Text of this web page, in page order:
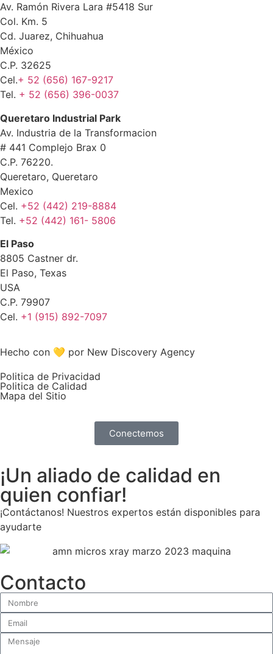
Av. Ramón Rivera Lara #5418 Sur
Col. Km. 5
Cd. Juarez, Chihuahua
México
C.P. 32625
Cel.+ 52 (656) 167-9217
Tel. + 52 (656) 396-0037
Queretaro Industrial Park
Av. Industria de la Transformacion
# 441 Complejo Brax 0
C.P. 76220.
Queretaro, Queretaro
Mexico
Cel. +52 (442) 219-8884
Tel. +52 (442) 161- 5806
El Paso
8805 Castner dr.
El Paso, Texas
USA
C.P. 79907
Cel. +1 (915) 892-7097
Hecho con 💛 por New Discovery Agency
Politica de Privacidad
Politica de Calidad
Mapa del Sitio
Conectemos
¡Un aliado de calidad en
quien confiar!
¡Contáctanos! Nuestros expertos están disponibles para
ayudarte
Contacto